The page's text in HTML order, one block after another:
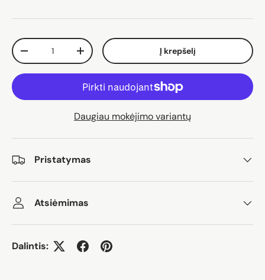
Kiekis
Sumažinti kiekįPadidinti kiekį Į krepšelį
Daugiau mokėjimo variantų
Pristatymas
Atsiėmimas
Dalintis: